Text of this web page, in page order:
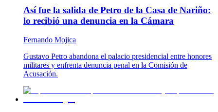
Así fue la salida de Petro de la Casa de Nariño:
lo recibió una denuncia en la Cámara
Fernando Mojica
Gustavo Petro abandona el palacio presidencial entre honores
militares y enfrenta denuncia penal en la Comisión de
Acusación.